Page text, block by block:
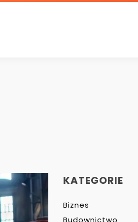
KATEGORIE
Biznes
Budownictwo